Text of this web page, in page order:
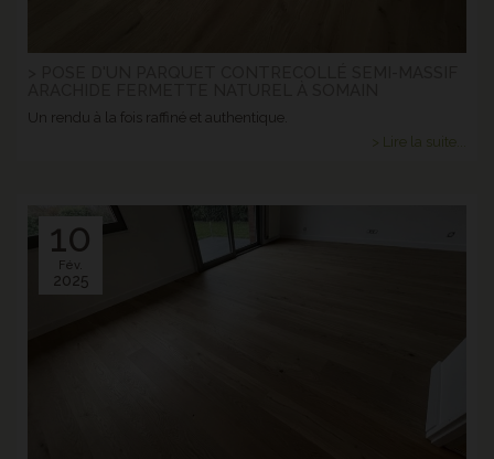
Un rendu à la fois raffiné et authentique.
> Lire la suite...
10
Fév.
2025